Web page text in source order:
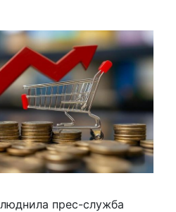
прес-служба